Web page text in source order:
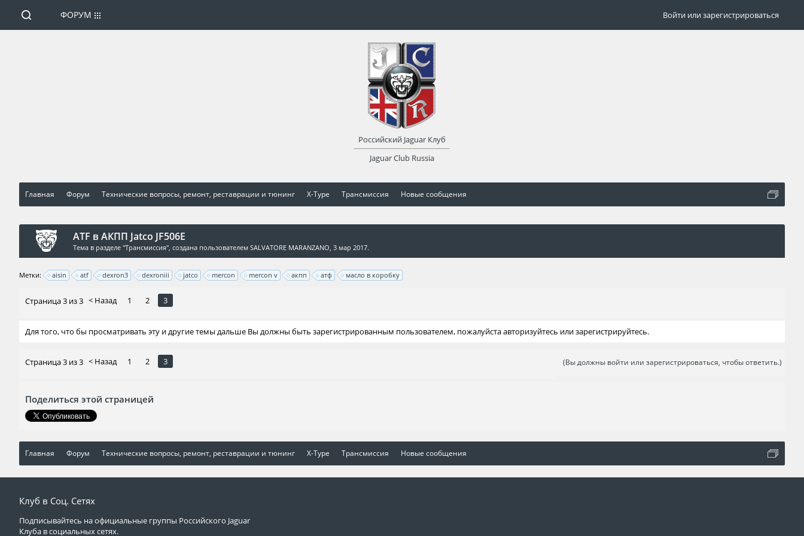
Главная Форум Технические вопросы, ремонт, реставрации и тюнинг X-Type Трансмиссия Новые сообщения
ATF в АКПП Jatco JF506E
Тема в разделе "Трансмиссия", создана пользователем SALVATORE MARANZANO, 3 мар 2017.
Метки: aisin atf dexron3 dexroniii jatco mercon mercon v акпп атф масло в коробку
Страница 3 из 3 < Назад 1 2 3
Для того, что бы просматривать эту и другие темы дальше Вы должны быть зарегистрированным пользователем, пожалуйста авторизуйтесь или зарегистрируйтесь.
(Вы должны войти или зарегистрироваться, чтобы ответить.)
Страница 3 из 3 < Назад 1 2 3
Поделиться этой страницей
Главная Форум Технические вопросы, ремонт, реставрации и тюнинг X-Type Трансмиссия Новые сообщения
ФОРУМ
Российский Jaguar Клуб
Jaguar Club Russia
Войти или зарегистрироваться
Клуб в Соц. Сетях
Подписывайтесь на официальные группы Российского Jaguar
Клуба в социальных сетях.